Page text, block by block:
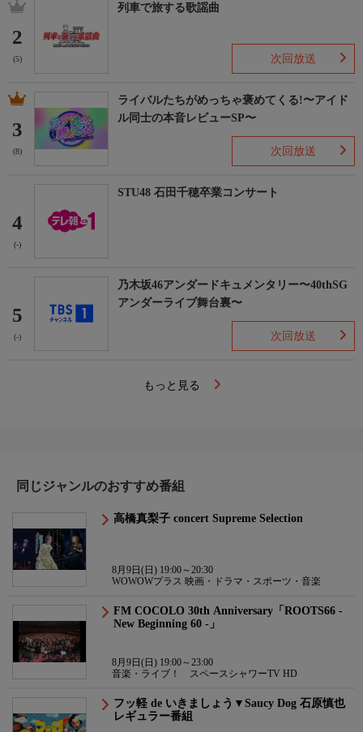
2
(5)
列車で旅する歌謡曲
次回放送
3
(8)
ライバルたちがめっちゃ褒めてくる!〜アイド
ル同士の本音レビューSP〜
次回放送
4
(-)
STU48 石田千穂卒業コンサート
5
(-)
乃木坂46アンダードキュメンタリー〜40thSG
アンダーライブ舞台裏〜
次回放送
もっと見る
同じジャンルのおすすめ番組
高橋真梨子 concert Supreme Selection
8月9日(日) 19:00～20:30
WOWOWプラス 映画・ドラマ・スポーツ・音楽
FM COCOLO 30th Anniversary「ROOTS66 -
New Beginning 60 -」
8月9日(日) 19:00～23:00
音楽・ライブ！ スペースシャワーTV HD
フッ軽 de いきましょう▼Saucy Dog 石原慎也
レギュラー番組